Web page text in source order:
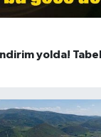
yolda!